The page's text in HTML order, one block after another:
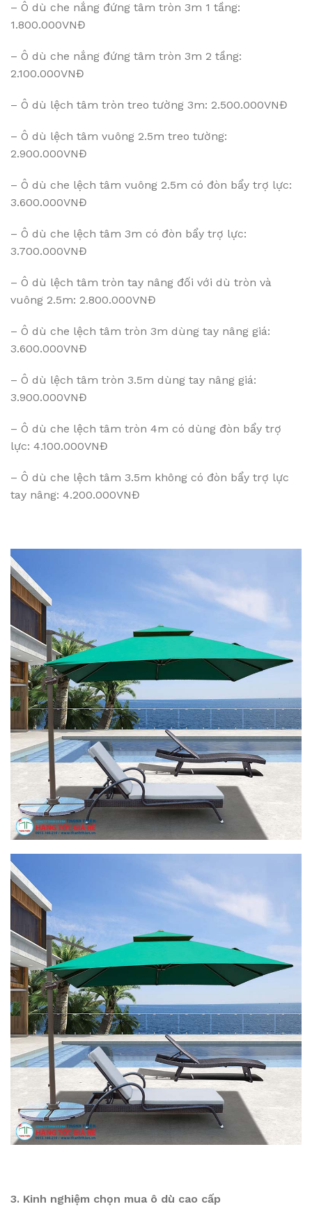
– Ô dù che nắng đứng tâm tròn 3m 1 tầng:
1.800.000VNĐ
– Ô dù che nắng đứng tâm tròn 3m 2 tầng:
2.100.000VNĐ
– Ô dù lệch tâm tròn treo tường 3m: 2.500.000VNĐ
– Ô dù lệch tâm vuông 2.5m treo tường:
2.900.000VNĐ
– Ô dù che lệch tâm vuông 2.5m có đòn bẩy trợ lực:
3.600.000VNĐ
– Ô dù che lệch tâm 3m có đòn bẩy trợ lực:
3.700.000VNĐ
– Ô dù lệch tâm tròn tay nâng đối với dù tròn và
vuông 2.5m: 2.800.000VNĐ
– Ô dù che lệch tâm tròn 3m dùng tay nâng giá:
3.600.000VNĐ
– Ô dù lệch tâm tròn 3.5m dùng tay nâng giá:
3.900.000VNĐ
– Ô dù che lệch tâm tròn 4m có dùng đòn bẩy trợ
lực: 4.100.000VNĐ
– Ô dù che lệch tâm 3.5m không có đòn bẩy trợ lực
tay nâng: 4.200.000VNĐ
3. Kinh nghiệm chọn mua ô dù cao cấp